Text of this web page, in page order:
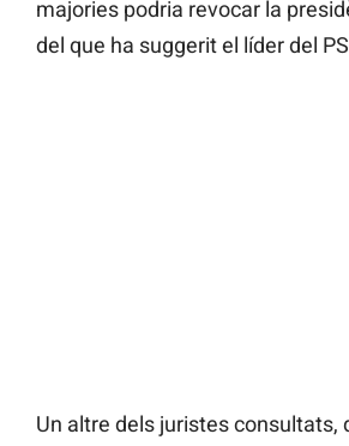
majories podria revocar la
del que ha suggerit el líder del
Un altre dels juristes consultats,